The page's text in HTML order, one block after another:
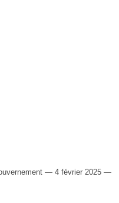
— 4 février 2025 —